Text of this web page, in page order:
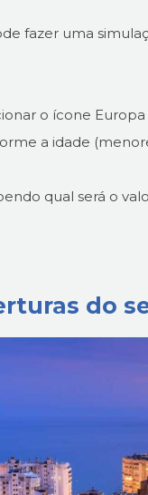
fazer uma
o ícone
a idade
qual será o
do